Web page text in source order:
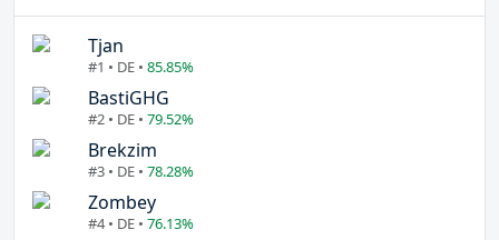
Tjan
#1 • DE • 85.85%
BastiGHG
#2 • DE • 79.52%
Brekzim
#3 • DE • 78.28%
Zombey
#4 • DE • 76.13%